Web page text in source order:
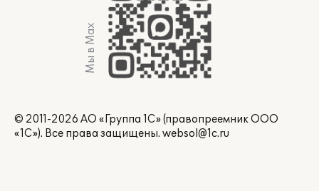
Мы в Max
© 2011-2026 АО «Группа 1С» (правопреемник ООО
«1С»). Все права защищены. websol@1c.ru